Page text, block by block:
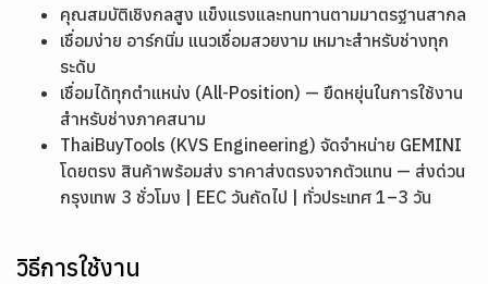
คุณสมบัติเชิงกลสูง แข็งแรงและทนทานตามมาตรฐานสากล
เชื่อมง่าย อาร์กนิ่ม แนวเชื่อมสวยงาม เหมาะสำหรับช่างทุก
ระดับ
เชื่อมได้ทุกตำแหน่ง (All-Position) — ยืดหยุ่นในการใช้งาน
สำหรับช่างภาคสนาม
ThaiBuyTools (KVS Engineering) จัดจำหน่าย GEMINI
โดยตรง สินค้าพร้อมส่ง ราคาส่งตรงจากตัวแทน — ส่งด่วน
กรุงเทพ 3 ชั่วโมง | EEC วันถัดไป | ทั่วประเทศ 1–3 วัน
วิธีการใช้งาน